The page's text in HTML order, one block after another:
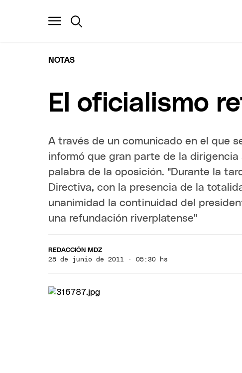
NOTAS
El oficialismo
A través de un comunicado en el que
informó que gran parte de la dirigencia
palabra de la oposición. "Durante la
Directiva, con la presencia de la
unanimidad la continuidad del
una refundación riverplatense"
REDACCIÓN MDZ
28 de junio de 2011 · 05:30 hs